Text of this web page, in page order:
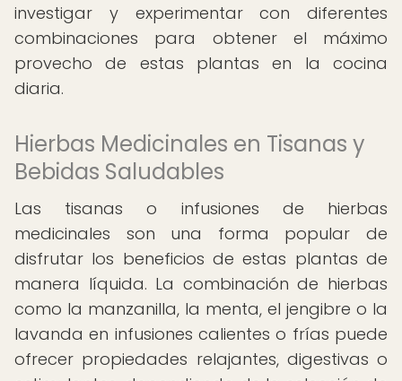
investigar y experimentar con diferentes
combinaciones para obtener el máximo
provecho de estas plantas en la cocina
diaria.
Hierbas Medicinales en Tisanas y
Bebidas Saludables
Las tisanas o infusiones de hierbas
medicinales son una forma popular de
disfrutar los beneficios de estas plantas de
manera líquida. La combinación de hierbas
como la manzanilla, la menta, el jengibre o la
lavanda en infusiones calientes o frías puede
ofrecer propiedades relajantes, digestivas o